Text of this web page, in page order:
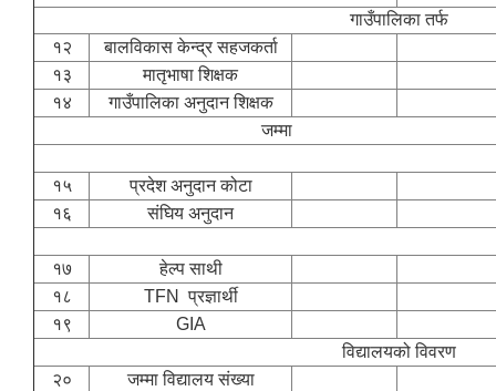
गाउँपालिका तर्फ
१२
बालविकास केन्द्र सहजकर्ता
१३
मातृभाषा शिक्षक
१४
गाउँपालिका अनुदान शिक्षक
जम्मा
१५
प्रदेश अनुदान कोटा
१६
संघिय अनुदान
१७
हेल्प साथी
१८
TFN प्रज्ञार्थी
१९
GIA
विद्यालयको विवरण
२०
जम्मा विद्यालय संख्या